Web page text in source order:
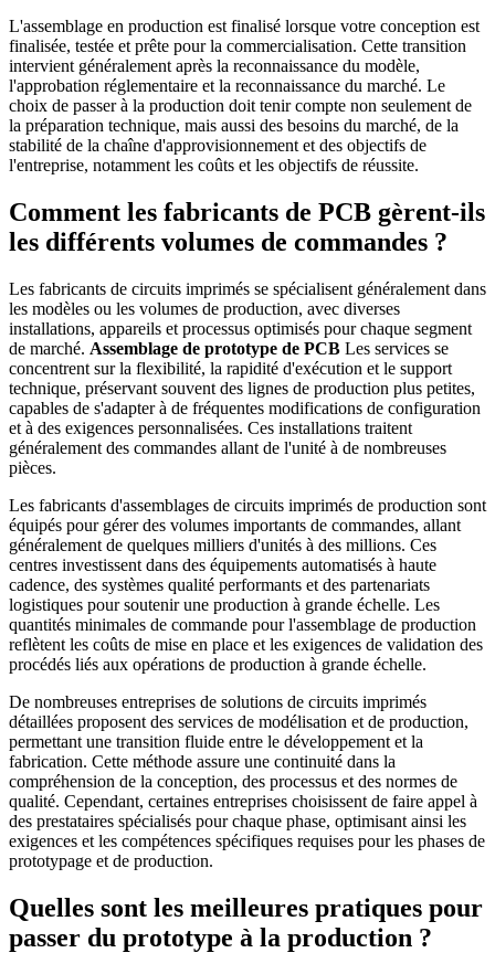
L'assemblage en production est finalisé lorsque votre conception est
finalisée, testée et prête pour la commercialisation. Cette transition
intervient généralement après la reconnaissance du modèle,
l'approbation réglementaire et la reconnaissance du marché. Le
choix de passer à la production doit tenir compte non seulement de
la préparation technique, mais aussi des besoins du marché, de la
stabilité de la chaîne d'approvisionnement et des objectifs de
l'entreprise, notamment les coûts et les objectifs de réussite.
Comment les fabricants de PCB gèrent-ils
les différents volumes de commandes ?
Les fabricants de circuits imprimés se spécialisent généralement dans
les modèles ou les volumes de production, avec diverses
installations, appareils et processus optimisés pour chaque segment
de marché. Assemblage de prototype de PCB Les services se
concentrent sur la flexibilité, la rapidité d'exécution et le support
technique, préservant souvent des lignes de production plus petites,
capables de s'adapter à de fréquentes modifications de configuration
et à des exigences personnalisées. Ces installations traitent
généralement des commandes allant de l'unité à de nombreuses
pièces.
Les fabricants d'assemblages de circuits imprimés de production sont
équipés pour gérer des volumes importants de commandes, allant
généralement de quelques milliers d'unités à des millions. Ces
centres investissent dans des équipements automatisés à haute
cadence, des systèmes qualité performants et des partenariats
logistiques pour soutenir une production à grande échelle. Les
quantités minimales de commande pour l'assemblage de production
reflètent les coûts de mise en place et les exigences de validation des
procédés liés aux opérations de production à grande échelle.
De nombreuses entreprises de solutions de circuits imprimés
détaillées proposent des services de modélisation et de production,
permettant une transition fluide entre le développement et la
fabrication. Cette méthode assure une continuité dans la
compréhension de la conception, des processus et des normes de
qualité. Cependant, certaines entreprises choisissent de faire appel à
des prestataires spécialisés pour chaque phase, optimisant ainsi les
exigences et les compétences spécifiques requises pour les phases de
prototypage et de production.
Quelles sont les meilleures pratiques pour
passer du prototype à la production ?